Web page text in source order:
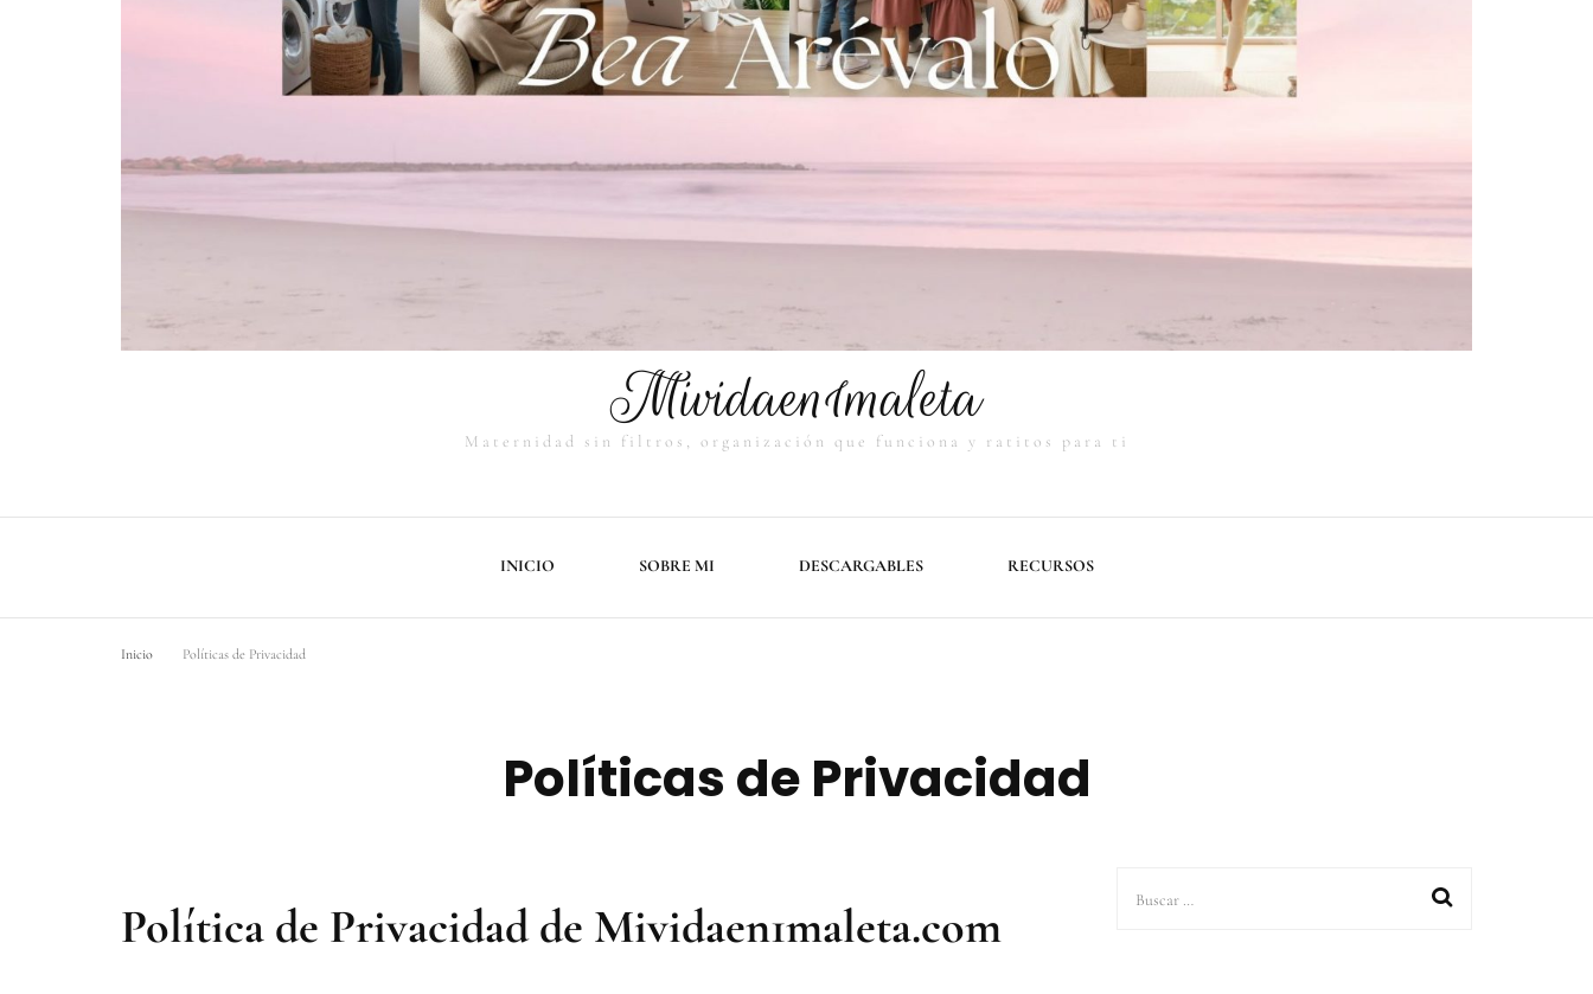
Mividaen1maleta
Maternidad sin filtros, organización que funciona y ratitos para ti
INICIO SOBRE MI DESCARGABLES RECURSOS
Inicio Políticas de Privacidad
Políticas de Privacidad
Política de Privacidad de Mividaen1maleta.com
Buscar: